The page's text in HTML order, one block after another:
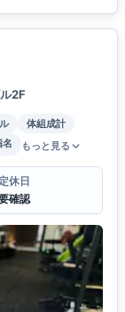
2F
体組成計
名 もっと見る
定休日
確認